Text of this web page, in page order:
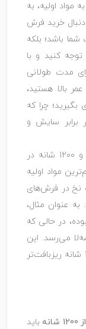
مواد اولیه، به
دنبال خرید فرش
شما باشد؛ بلکه
توجه کنید و با
مدت طولانی
بالا هستید،
بگیرید؛ چرا که
در برابر سایش و
همچنین تفاوت دیگری بین فرش‌های 700 و 1200 شانه در
مواد اولیه
نخ در فرش‌های
است. به عنوان مثال،
شانه از نوع 18 سه‌لا بوده، در حالی که
در فرش 1200 شانه به 27 و 30 سه‌لا می‌رسد. این
تفاوت نمره نخ باعث می‌شود که فرش 1200 شانه ریزبافت‌تر
باید